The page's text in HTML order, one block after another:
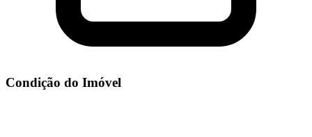
Condição do Imóvel